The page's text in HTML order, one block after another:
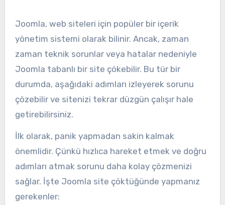
Joomla, web siteleri için popüler bir içerik
yönetim sistemi olarak bilinir. Ancak, zaman
zaman teknik sorunlar veya hatalar nedeniyle
Joomla tabanlı bir site çökebilir. Bu tür bir
durumda, aşağıdaki adımları izleyerek sorunu
çözebilir ve sitenizi tekrar düzgün çalışır hale
getirebilirsiniz.
İlk olarak, panik yapmadan sakin kalmak
önemlidir. Çünkü hızlıca hareket etmek ve doğru
adımları atmak sorunu daha kolay çözmenizi
sağlar. İşte Joomla site çöktüğünde yapmanız
gerekenler: